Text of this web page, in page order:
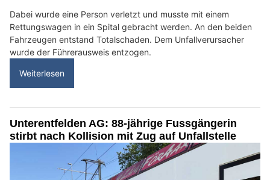
Dabei wurde eine Person verletzt und musste mit einem
Rettungswagen in ein Spital gebracht werden. An den beiden
Fahrzeugen entstand Totalschaden. Dem Unfallverursacher
wurde der Führerausweis entzogen.
Weiterlesen
Unterentfelden AG: 88-jährige Fussgängerin
stirbt nach Kollision mit Zug auf Unfallstelle